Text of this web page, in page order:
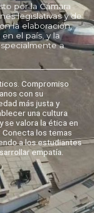
por la Cámara
legislativas y de
la elaboración,
el país, y la
a
Compromiso
con su
más justa y
una cultura
se valora la ética en
los temas
a los estudiantes
empatía.